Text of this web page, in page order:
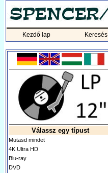
Kezdő lap Keresés
Válassz egy típust
Mutasd mindet
4K Ultra HD
Blu-ray
DVD